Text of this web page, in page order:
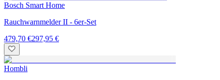
Bosch Smart Home
Rauchwarnmelder II - 6er-Set
479,70 €297,95 €
Hombli